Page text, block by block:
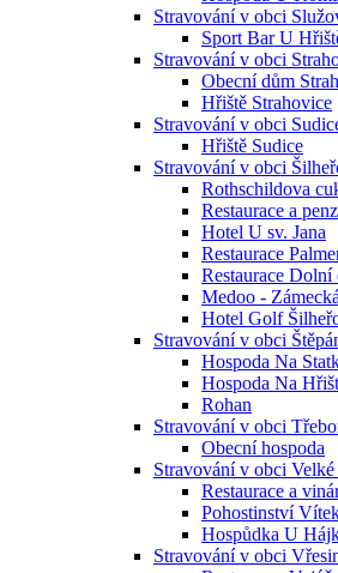
Stravování v obci
Sport Bar U
Stravování v obci
Obecní dům
Hřiště Strahovice
Stravování v obci
Hřiště Sudice
Stravování v obci
Rothschildova
Restaurace a
Hotel U sv. Jana
Restaurace
Restaurace Dolní
Medoo -
Hotel Golf
Stravování v obci
Hospoda Na
Hospoda Na
Rohan
Stravování v obci
Obecní hospoda
Stravování v obci
Restaurace a
Pohostinství
Hospůdka U
Stravování v obci